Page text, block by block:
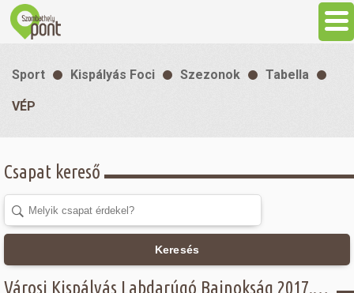
Gasztronómia
Sport Kispályás Foci Szezonok Tabella
VÉP
Csapat kereső
Keresés
Városi Kispályás Labdarúgó Bajnokság 2017. - Női osztály - VÉP